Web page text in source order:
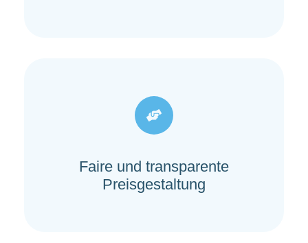
Faire und transparente
Preisgestaltung